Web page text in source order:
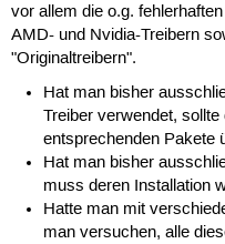
vor allem die o.g.
AMD- und Nvidia-Treibern
"Originaltreibern".
Hat man bisher
Treiber verwendet,
entsprechenden Pakete
Hat man bisher
muss deren Installation
Hatte man mit
man versuchen, alle